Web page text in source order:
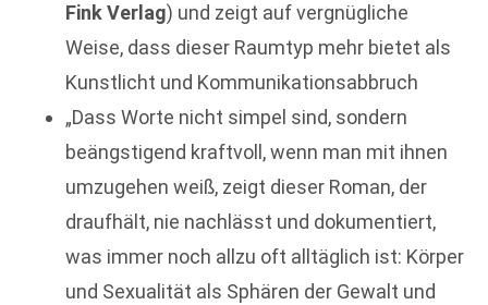
Fink Verlag) und zeigt auf vergnügliche
Weise, dass dieser Raumtyp mehr bietet als
Kunstlicht und Kommunikationsabbruch
„Dass Worte nicht simpel sind, sondern
beängstigend kraftvoll, wenn man mit ihnen
umzugehen weiß, zeigt dieser Roman, der
draufhält, nie nachlässt und dokumentiert,
was immer noch allzu oft alltäglich ist: Körper
und Sexualität als Sphären der Gewalt und